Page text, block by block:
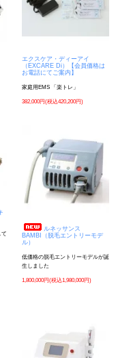
エクスケア・ディーアイ
（EXCARE Di）【会員価格は
お電話にてご案内】
家庭用EMS 「楽トレ」
382,000円(税込420,200円)
て
ルネッサンス
BAMBI（脱毛エントリーモデ
ル）
低価格の脱毛エントリーモデルが誕
生しました
1,800,000円(税込1,980,000円)